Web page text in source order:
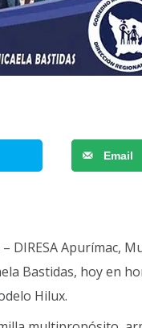
Email
DIRESA Apurímac,
Bastidas, hoy en
Hilux.